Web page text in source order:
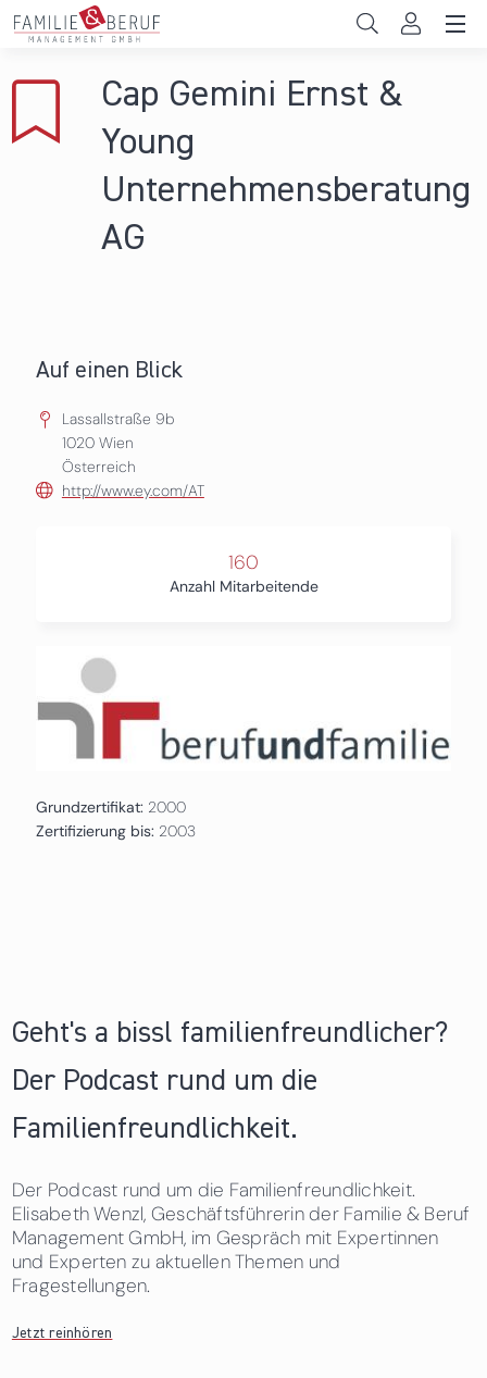
Direkt zum Inhalt
Gemeinden
Hochschulen
Persönliche Vereinbarkeit
Cap Gemini Ernst &
Young
Unternehmensberatung
AG
Auf einen Blick
Lassallstraße 9b
1020 Wien
Österreich
http://www.ey.com/AT
160
Anzahl Mitarbeitende
Grundzertifikat: 2000
Zertifizierung bis: 2003
Geht's a bissl familienfreundlicher?
Der Podcast rund um die
Familienfreundlichkeit.
Der Podcast rund um die Familienfreundlichkeit.
Elisabeth Wenzl, Geschäftsführerin der Familie & Beruf
Management GmbH, im Gespräch mit Expertinnen
und Experten zu aktuellen Themen und
Fragestellungen.
Jetzt reinhören